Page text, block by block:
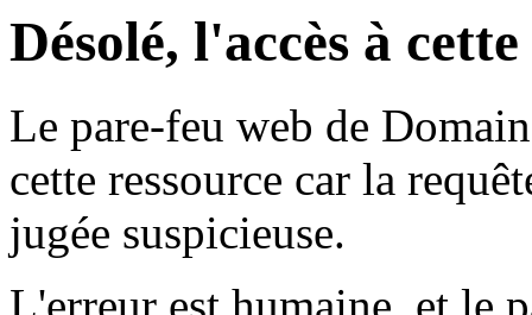
Désolé, l'accès à
Le pare-feu web de
cette ressource car la
jugée suspicieuse.